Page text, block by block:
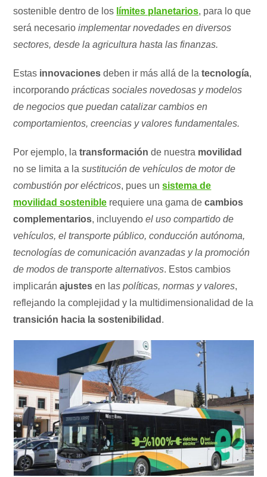
sostenible dentro de los límites planetarios, para lo que
será necesarioimplementar novedades en diversos
sectores, desde la agricultura hasta las finanzas.
Estas innovaciones deben ir más allá de latecnología,
incorporando prácticas sociales novedosas y modelos
de negocios que puedan catalizar cambios en
comportamientos, creencias y valores fundamentales.
Por ejemplo, latransformación de nuestra movilidad
no se limita a lasustitución de vehículos de motor de
combustión por eléctricos, pues unsistema de
movilidad sostenible requiere una gama decambios
complementarios, incluyendo el uso compartido de
vehículos, el transporte público, conducción autónoma,
tecnologías de comunicación avanzadas y la promoción
de modos de transporte alternativos. Estos cambios
implicaránajustes en las políticas, normas y valores,
reflejando la complejidad y la multidimensionalidad de la
transición hacia la sostenibilidad .